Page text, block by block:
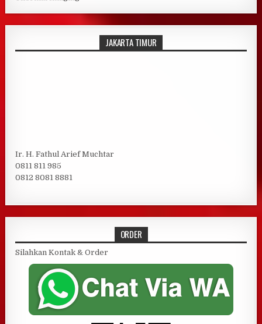
JAKARTA TIMUR
Ir. H. Fathul Arief Muchtar
0811 811 985
0812 8081 8881
ORDER
Silahkan Kontak & Order